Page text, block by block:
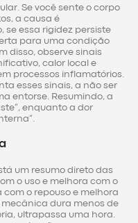
Se você sente o corpo
a causa é
se essa rigidez persiste
para uma condição
disso, observe sinais
calor local e
processos inflamatórios.
esses sinais, a não ser
entorse. Resumindo, a
enquanto a dor
um resumo direto das
o uso e melhora com o
o repouso e melhora
mecânica dura menos de
ultrapassa uma hora.